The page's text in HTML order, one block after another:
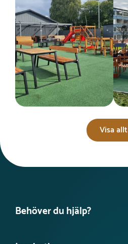
Visa allt
Behöver du hjälp?